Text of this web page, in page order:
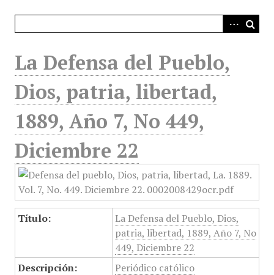
La Defensa del Pueblo,
Dios, patria, libertad,
1889, Año 7, No 449,
Diciembre 22
Título:
La Defensa del Pueblo, Dios,
patria, libertad, 1889, Año 7, No
449, Diciembre 22
Descripción:
Periódico católico